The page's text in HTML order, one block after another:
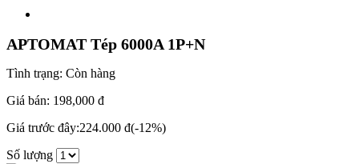
APTOMAT Tép 6000A 1P+N
Tình trạng: Còn hàng
Giá bán: 198,000 đ
Giá trước đây:224.000 đ(-12%)
Số lượng